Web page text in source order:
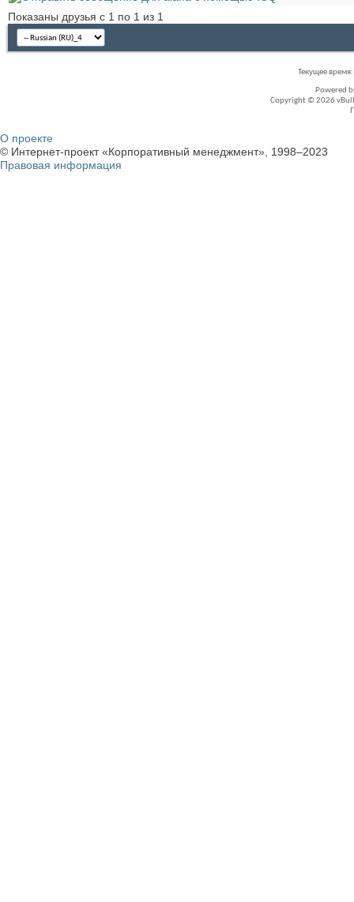
Показаны друзья с 1 по 1 из 1
Текущее время:
Powered
Copyright © 2026
О проекте
© Интернет-проект «Корпоративный менеджмент», 1998–2023
Правовая информация